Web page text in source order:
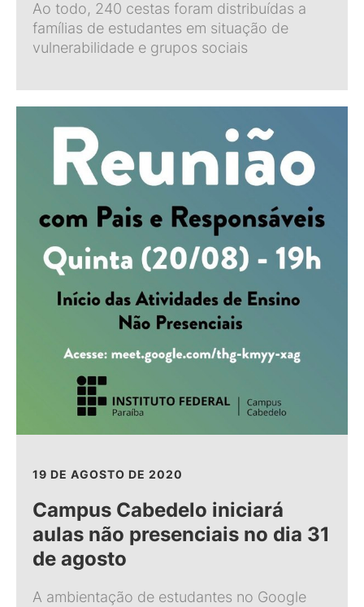
Ao todo, 240 cestas foram distribuídas a
famílias de estudantes em situação de
vulnerabilidade e grupos sociais
19 DE AGOSTO DE 2020
Campus Cabedelo iniciará
aulas não presenciais no dia 31
de agosto
A ambientação de estudantes no Google